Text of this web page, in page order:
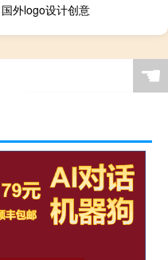
国外logo设计创意
☚